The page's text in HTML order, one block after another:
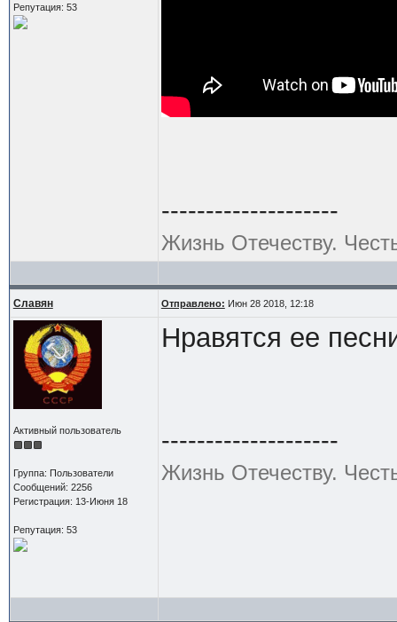
Репутация: 53
--------------------
Жизнь Отечеству.
Славян Отправлено: Июн 28 2018, 12:18
Активный пользователь
Группа: Пользователи
Сообщений: 2256
Регистрация: 13-Июня 18
Репутация: 53
Нравятся ее
--------------------
Жизнь Отечеству.